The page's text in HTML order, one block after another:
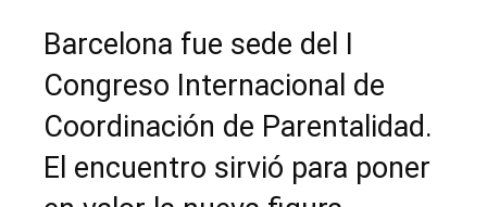
Barcelona fue sede del I
Congreso Internacional de
Coordinación de Parentalidad.
El encuentro sirvió para poner